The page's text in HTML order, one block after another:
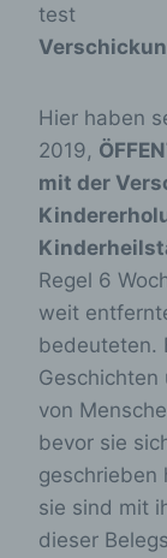
test
Hier haben
2019,
mit der
Regel 6
weit
bedeuteten.
Geschichten
von
bevor sie
geschrieben
sie sind mit
dieser